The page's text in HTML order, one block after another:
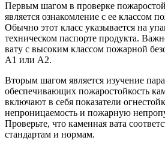
Первым шагом в проверке
является ознакомление с ее классом
Обычно этот класс указывается на
техническом паспорте продукта.
вату с высоким классом пожарной
A1 или A2.
Вторым шагом является изучение
обеспечивающих пожаростойкость
включают в себя показатели
непроницаемость и пожарную
Проверьте, что каменная вата
стандартам и нормам.